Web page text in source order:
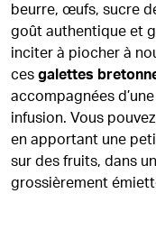
beurre, œufs, sucre
goût authentique et
inciter à piocher à
ces galettes
accompagnées
infusion. Vous
en apportant une
sur des fruits, dans
grossièrement